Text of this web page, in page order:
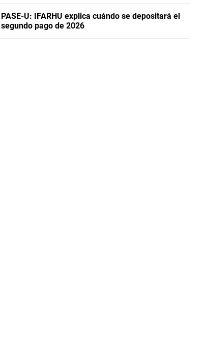
PASE-U: IFARHU explica cuándo se depositará el
segundo pago de 2026